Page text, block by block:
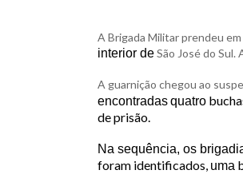
A Brigada Militar prendeu
interior deSão José do
A guarnição chegou ao
encontradasquatro
de prisão.
Na sequência, os
foram identificados, uma